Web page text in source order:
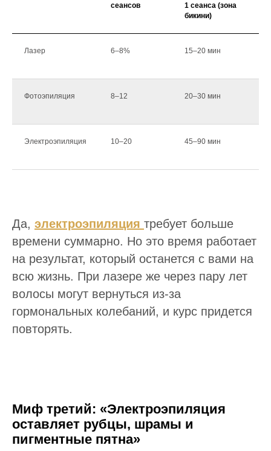
сеансов
1 сеанса (зона
бикини)
Лазер 6–8% 15–20 мин
Фотоэпиляция 8–12 20–30 мин
Электроэпиляция 10–20 45–90 мин
Да, электроэпиляция требует больше
времени суммарно. Но это время работает
на результат, который останется с вами на
всю жизнь. При лазере же через пару лет
волосы могут вернуться из-за
гормональных колебаний, и курс придется
повторять.
Миф третий: «Электроэпиляция
оставляет рубцы, шрамы и
пигментные пятна»